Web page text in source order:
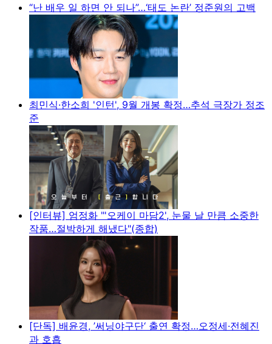
“난 배우 일 하면 안 되나”…‘태도 논란’ 정준원의 고백
최민식·한소희 '인턴', 9월 개봉 확정…추석 극장가 정조
준
[인터뷰] 엄정화 "'오케이 마담2', 눈물 날 만큼 소중한
작품…절박하게 해냈다"(종합)
[단독] 배윤경, ’써닝야구단‘ 출연 확정…오정세·전혜진
과 호흡